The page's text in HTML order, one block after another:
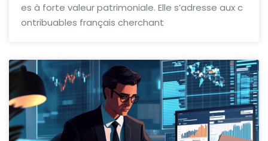
es à forte valeur patrimoniale. Elle s’adresse aux c
ontribuables français cherchant